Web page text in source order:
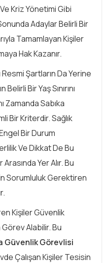
Kriz Yönetimi Gibi
Adaylar Belirli Bir
Tamamlayan Kişiler
Hak Kazanır.
Şartların Da Yerine
Bir Yaş Sınırını
Zamanda Sabıka
Bir Kriterdir. Sağlık
Bir Durum
Ve Dikkat De Bu
Yer Alır. Bu
Sorumluluk Gerektiren
Kişiler Güvenlik
Alabilir. Bu
Güvenlik Görevlisi
Çalışan Kişiler Tesisin